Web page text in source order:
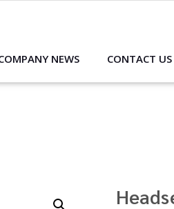
NEWS CONTACT US